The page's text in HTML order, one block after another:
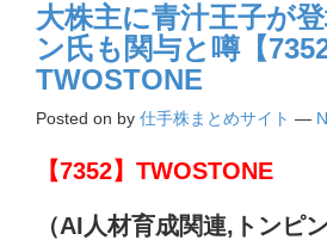
大株主に青汁王子が
ン氏も関与と噂【7352
TWOSTONE
Posted on by 仕手株まとめサイト —
【7352】TWOSTONE
（AI人材育成関連,トンピ